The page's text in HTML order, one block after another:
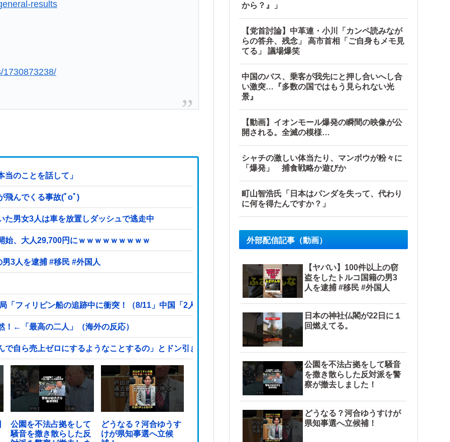
results
1730873238/
のことを話して」
飛んでくる事故(ﾟoﾟ)
男女3人は車を放置しダッシュで逃走中
、大人29,700円にｗｗｗｗｗｗｗｗｗ
【ヤバい】100件以上の窃盗をしたトルコ国籍の男3人を逮捕 #移民 #外国人
「フィリピン船の追跡中に衝突！（8/11」中国「2人死亡」中国政府「1年間隠蔽」日本「隠蔽された事実報道！（2026年
！←「最高の二人」（海外の反応）
で自ら売上ゼロにするようなことするの」とドン引きするような方針転換を……他
公園を不法占拠をして
騒音を撒き散らした反
どうなる？河合ゆうす
けが県知事選へ立候
から？』」
【党首討論】中革連・小川「カンペ読みなが
らの答弁、残念」 高市首相「ご自身もメモ見
てる」 議場爆笑
中国のバス、乗客が我先にと押し合いへし合
い激突…『多数の国ではもう見られない光
景』
【動画】イオンモール爆発の瞬間の映像が公
開される。全滅の模様…
シャチの激しい体当たり、マンボウが粉々に
「爆発」 捕食戦略か遊びか
町山智浩氏「日本はパンダを失って、代わり
に何を得たんですか？」
外部配信記事（動画）
【ヤバい】100件以上の窃
盗をしたトルコ国籍の男3
人を逮捕 #移民 #外国人
日本の神社仏閣が22日に１
回燃えてる。
公園を不法占拠をして騒音
を撒き散らした反対派を警
察が撤去しました！
どうなる？河合ゆうすけが
県知事選へ立候補！